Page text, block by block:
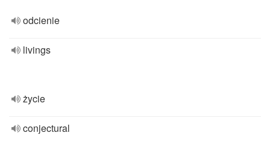
odcienie
livings
życie
conjectural